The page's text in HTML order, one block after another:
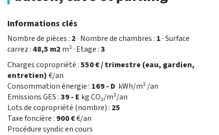
Informations clés
Nombre de pièces : 2· Nombre de chambres : 1· Surface
carrez :48,5 m2 m² · Etage :3
Charges copropriété :550 € / trimestre (eau, gardien,
entretien)€/an
Consommation énergie : 169 - D kWh/m² /an
Emissions GES :39 - E kg CO₂/m²/an
Lots de copropriété (nombre) : 25
Taxe foncière : 900 €€/an
Procédure syndic en cours